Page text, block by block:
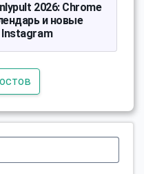
2026: Chrome
и новые